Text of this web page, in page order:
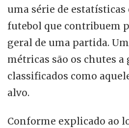
uma série de estatísticas
futebol que contribuem
geral de uma partida.
métricas são os chutes a
classificados como
alvo.
Conforme explicado ao